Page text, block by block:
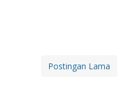
Postingan Lama